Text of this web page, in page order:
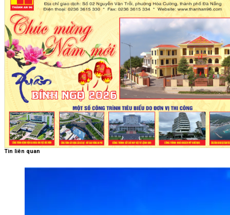
Tin liên quan